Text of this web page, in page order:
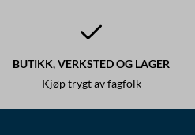
BUTIKK, VERKSTED OG LAGER
Kjøp trygt av fagfolk